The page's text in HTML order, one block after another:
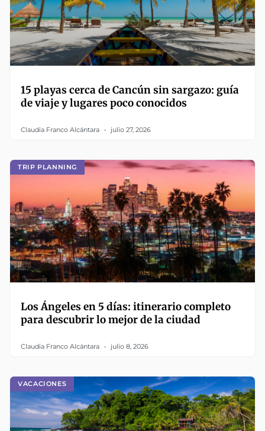
15 playas cerca de Cancún sin sargazo: guía
de viaje y lugares poco conocidos
Claudia Franco Alcántara julio 27, 2026
TRIP PLANNING
Los Ángeles en 5 días: itinerario completo
para descubrir lo mejor de la ciudad
Claudia Franco Alcántara julio 8, 2026
VACACIONES